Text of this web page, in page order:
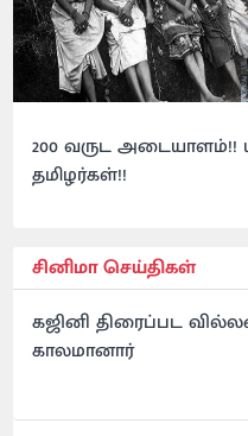
200 வருட
தமிழர்கள்!!
சினிமா செய்திகள்
கஜினி திரைப்பட
காலமானார்